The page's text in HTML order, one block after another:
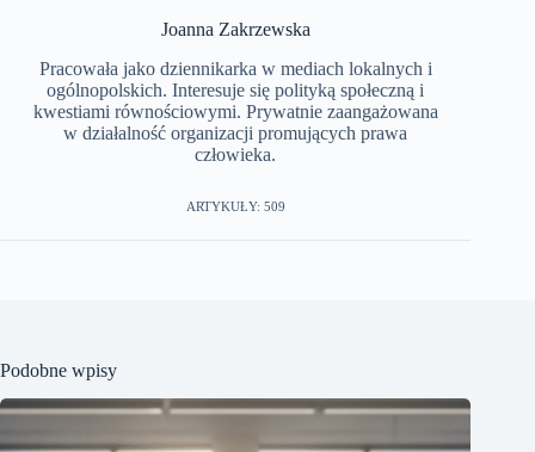
Joanna Zakrzewska
Pracowała jako dziennikarka w mediach lokalnych i
ogólnopolskich. Interesuje się polityką społeczną i
kwestiami równościowymi. Prywatnie zaangażowana
w działalność organizacji promujących prawa
człowieka.
ARTYKUŁY: 509
Podobne wpisy